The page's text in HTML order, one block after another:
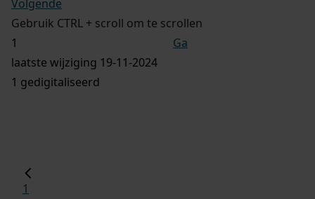
Volgende
Gebruik CTRL + scroll om te scrollen
Ga
laatste wijziging 19-11-2024
1 gedigitaliseerd
1